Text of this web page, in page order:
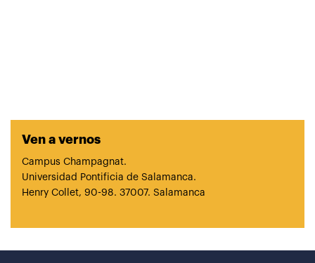
Ven a vernos
Campus Champagnat.
Universidad Pontificia de Salamanca.
Henry Collet, 90-98. 37007. Salamanca